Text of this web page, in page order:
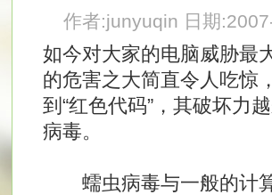
作者:junyuqin 日期
如今对大家的电脑威胁最
的危害之大简直令人吃惊
到“红色代码”，其破坏力
病毒。
蠕虫病毒与一般的计算